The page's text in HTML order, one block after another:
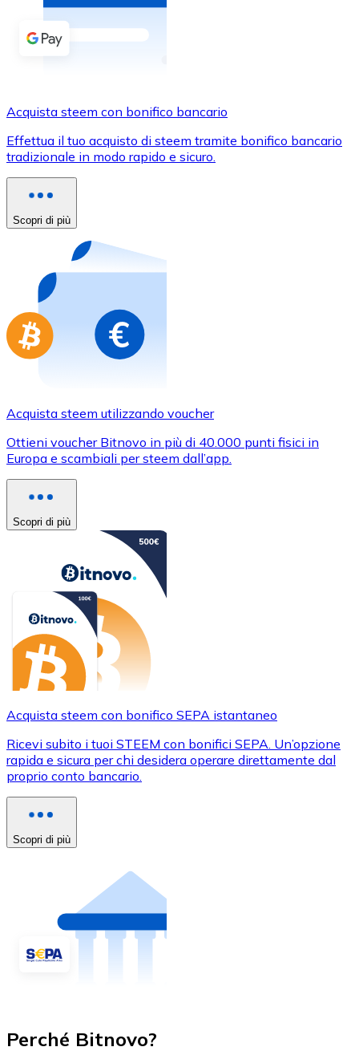
Acquista con contanti
Bonifico SEPA
Usa le carte Visa e Mastercard per acquistare
Acquista con carta
Acquista gift card dei tuoi marchi preferiti con
Vai al negozio di carte regalo
Acquista steem con bonifico bancario
Effettua il tuo acquisto di steem tramite bonifico bancario
tradizionale in modo rapido e sicuro.
Scopri di più
Acquista steem utilizzando voucher
Ottieni voucher Bitnovo in più di 40.000 punti fisici in
Europa e scambiali per steem dall’app.
Scopri di più
Acquista steem con bonifico SEPA istantaneo
Ricevi subito i tuoi STEEM con bonifici SEPA. Un’opzione
rapida e sicura per chi desidera operare direttamente dal
proprio conto bancario.
Scopri di più
Perché Bitnovo?